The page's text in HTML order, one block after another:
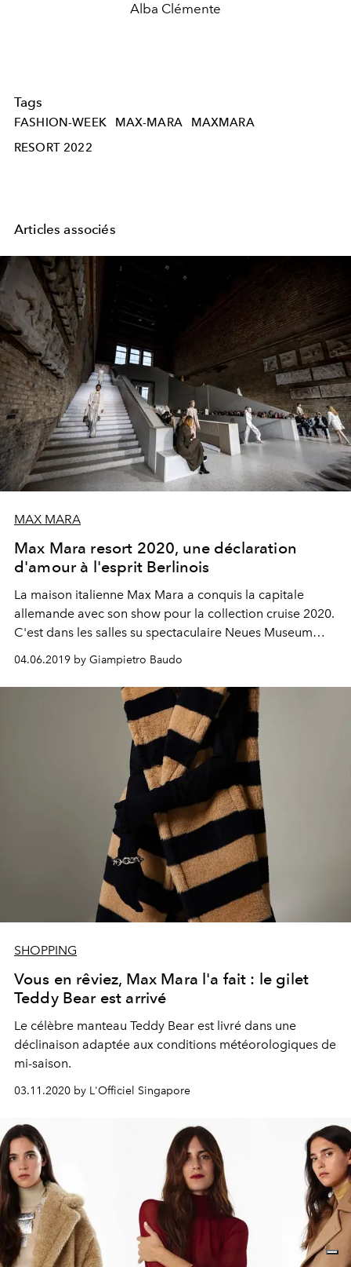
Alba Clémente
Tags
FASHION-WEEK MAX-MARA
MAXMARA
RESORT 2022
Articles associés
MAX MARA
Max Mara resort 2020, une déclaration
d'amour à l'esprit Berlinois
La maison italienne Max Mara a conquis la capitale
allemande avec son show pour la collection cruise 2020.
C'est dans les salles su spectaculaire Neues Museum
que s'est tenu l'évènement, articulé autour d'un défilé et
d'un dîner. Retour sur ce show gargantuesque.
04.06.2019 by Giampietro Baudo
SHOPPING
Vous en rêviez, Max Mara l'a fait : le gilet
Teddy Bear est arrivé
Le célèbre manteau Teddy Bear est livré dans une
déclinaison adaptée aux conditions météorologiques de
mi-saison.
03.11.2020 by L'Officiel Singapore